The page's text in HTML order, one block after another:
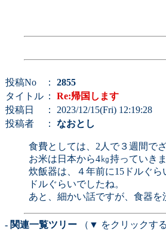
投稿No ： 2855
タイトル ： Re:帰国します
投稿日
： 2023/12/15(Fri) 12:19:28
投稿者
： なおとし
食費としては、2人で３週間で
お米は日本から4㎏持っていき
炊飯器は、４年前に15ドルぐ
ドルぐらいでしたね。
あと、細かい話ですが、食器を
- 関連一覧ツリー （▼ をクリックす